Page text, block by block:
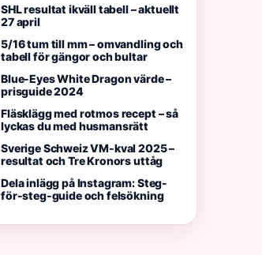
SHL resultat ikväll tabell – aktuellt
27 april
5/16 tum till mm – omvandling och
tabell för gängor och bultar
Blue-Eyes White Dragon värde –
prisguide 2024
Fläsklägg med rotmos recept – så
lyckas du med husmansrätt
Sverige Schweiz VM-kval 2025 –
resultat och Tre Kronors uttåg
Dela inlägg på Instagram: Steg-
för-steg-guide och felsökning